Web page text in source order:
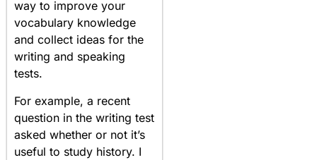
way to improve your
vocabulary knowledge
and collect ideas for the
writing and speaking
tests.
For example, a recent
question in the writing test
asked whether or not it’s
useful to study history. I